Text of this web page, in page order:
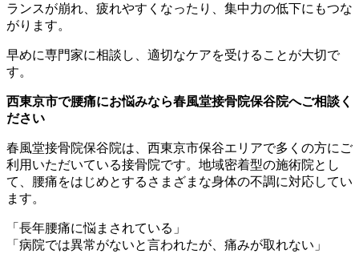
ランスが崩れ、疲れやすくなったり、集中力の低下にもつな
がります。
早めに専門家に相談し、適切なケアを受けることが大切で
す。
西東京市で腰痛にお悩みなら春風堂接骨院保谷院へご相談く
ださい
春風堂接骨院保谷院は、西東京市保谷エリアで多くの方にご
利用いただいている接骨院です。地域密着型の施術院とし
て、腰痛をはじめとするさまざまな身体の不調に対応してい
ます。
「長年腰痛に悩まされている」
「病院では異常がないと言われたが、痛みが取れない」